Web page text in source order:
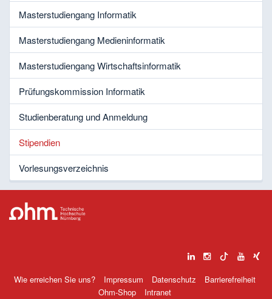
Masterstudiengang Informatik
Masterstudiengang Medieninformatik
Masterstudiengang Wirtschaftsinformatik
Prüfungskommission Informatik
Studienberatung und Anmeldung
Stipendien
Vorlesungsverzeichnis
Wie erreichen Sie uns? Impressum Datenschutz
Barrierefreiheit
Ohm-Shop
Intranet